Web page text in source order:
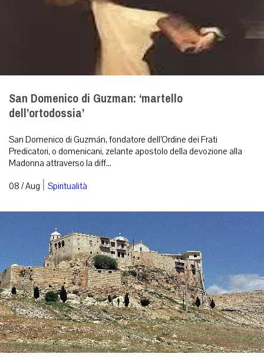
San Domenico di Guzman: ‘martello
dell’ortodossia’
San Domenico di Guzmán, fondatore dell’Ordine dei Frati
Predicatori, o domenicani, zelante apostolo della devozione alla
Madonna attraverso la diff...
08 / Aug | Spiritualità